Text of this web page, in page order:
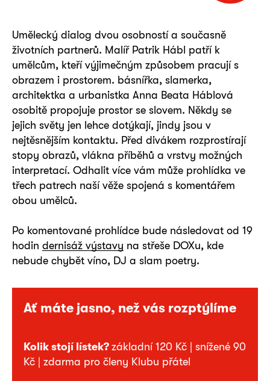
Ať máte jasno, než vás rozptýlíme
Kolik stojí lístek?základní 120 Kč | snížené 90
Kč | zdarma pro členy Klubu přátel
Umělecký dialog dvou osobností a současně
životních partnerů. Malíř Patrik Hábl patří k
umělcům, kteří výjimečným způsobem pracují s
obrazem i prostorem. básnířka, slamerka,
architektka a urbanistka Anna Beata Háblová
osobitě propojuje prostor se slovem. Někdy se
jejich světy jen lehce dotýkají, jindy jsou v
nejtěsnějším kontaktu. Před divákem rozprostírají
stopy obrazů, vlákna příběhů a vrstvy možných
interpretací. Odhalit více vám může prohlídka ve
třech patrech naší věže spojená s komentářem
obou umělců.
Po komentované prohlídce bude následovat od 19
hodin dernisáž výstavy na střeše DOXu, kde
nebude chybět víno, DJ a slam poetry.